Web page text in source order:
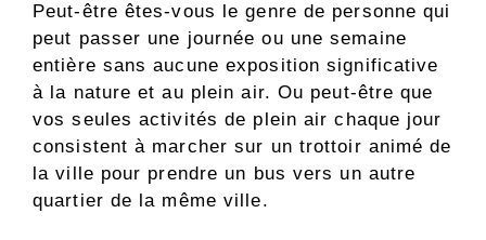
Peut-être êtes-vous le genre de personne qui
peut passer une journée ou une semaine
entière sans aucune exposition significative
à la nature et au plein air. Ou peut-être que
vos seules activités de plein air chaque jour
consistent à marcher sur un trottoir animé de
la ville pour prendre un bus vers un autre
quartier de la même ville.